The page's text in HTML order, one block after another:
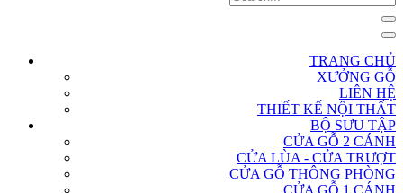
TRANG CHỦ
XƯỞNG GỖ
LIÊN HỆ
THIẾT KẾ NỘI THẤT
BỘ SƯU TẬP
CỬA GỖ 2 CÁNH
CỬA LÙA - CỬA TRƯỢT
CỬA GỖ THÔNG PHÒNG
CỬA GỖ 1 CÁNH